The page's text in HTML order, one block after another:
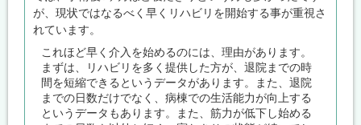
が、現状ではなるべく早くリハビリを開始する事が重視さ
れています。
これほど早く介入を始めるのには、理由があります。
まずは、リハビリを多く提供した方が、退院までの時
間を短縮できるというデータがあります。また、退院
までの日数だけでなく、病棟での生活能力が向上する
というデータもあります。また、筋力が低下し始める